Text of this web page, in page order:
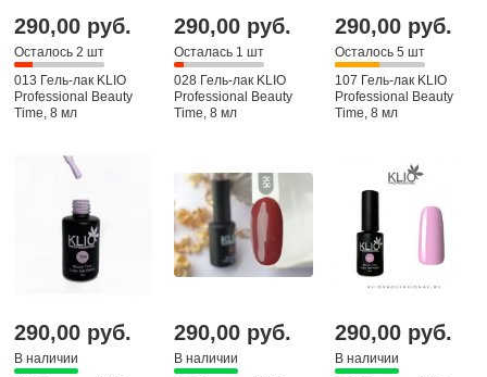
290,00 руб.
Осталось 2 шт
013 Гель-лак KLIO
Professional Beauty
Time, 8 мл
290,00 руб.
Осталась 1 шт
028 Гель-лак KLIO
Professional Beauty
Time, 8 мл
290,00 руб.
Осталось 5 шт
107 Гель-лак KLIO
Professional Beauty
Time, 8 мл
290,00 руб.
В наличии
290,00 руб.
В наличии
290,00 руб.
В наличии